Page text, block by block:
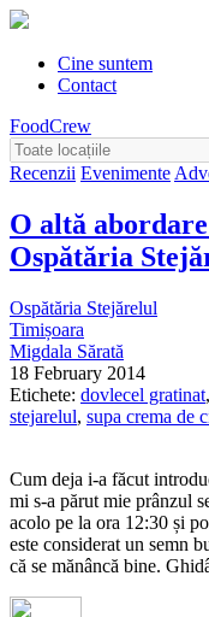
Cine suntem
Contact
FoodCrew
Recenzii Evenimente
O altă
Ospătăria
Ospătăria Stejărelul
Timișoara
Migdala Sărată
18 February 2014
Etichete: dovlecel gratinat,
stejarelul, supa crema de
Cum deja i-a făcut
mi s-a părut mie prânzul
acolo pe la ora 12:30 și
este considerat un semn
că se mănâncă bine.